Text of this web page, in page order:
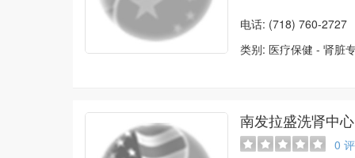
电话: (718) 760-2727
类别: 医疗保健 - 肾脏
南发拉盛洗肾中心
0